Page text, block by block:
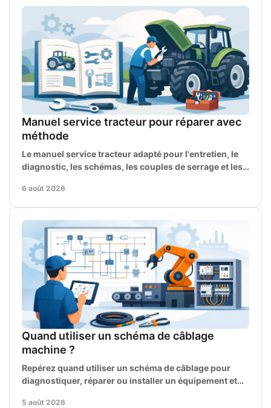
Manuel service tracteur pour réparer avec
méthode
Le manuel service tracteur adapté pour l'entretien, le
diagnostic, les schémas, les couples de serrage et les
6 août 2026
Quand utiliser un schéma de câblage
machine ?
Repérez quand utiliser un schéma de câblage pour
diagnostiquer, réparer ou installer un équipement et
5 août 2026